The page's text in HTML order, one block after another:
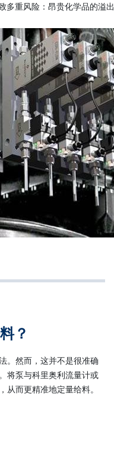
多重风险：昂贵化学品的溢
？
。然而，这并不是很准确
将泵与科里奥利流量计或
从而更精准地定量给料。